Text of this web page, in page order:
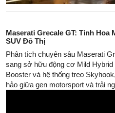
Maserati Grecale GT: Tinh
SUV Đô Thị
Phân tích chuyên sâu Maserati
sang sở hữu động cơ Mild
Booster và hệ thống treo
hảo giữa gen motorsport và trải